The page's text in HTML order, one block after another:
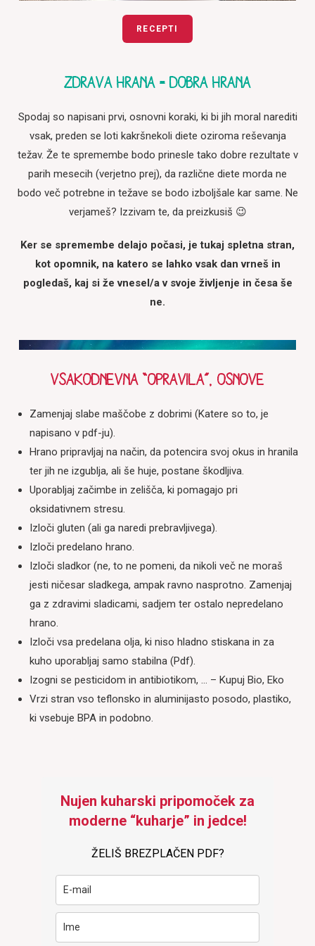
RECEPTI
ZDRAVA HRANA = DOBRA HRANA
Spodaj so napisani prvi, osnovni koraki, ki bi jih moral narediti
vsak, preden se loti kakršnekoli diete oziroma reševanja
težav. Že te spremembe bodo prinesle tako dobre rezultate v
parih mesecih (verjetno prej), da različne diete morda ne
bodo več potrebne in težave se bodo izboljšale kar same. Ne
verjameš? Izzivam te, da preizkusiš 😉
Ker se spremembe delajo počasi, je tukaj spletna stran,
kot opomnik, na katero se lahko vsak dan vrneš in
pogledaš, kaj si že vnesel/a v svoje življenje in česa še
ne.
Vsakodnevna “opravila”, osnove
Zamenjaj slabe maščobe z dobrimi (Katere so to, je
napisano v pdf-ju).
Hrano pripravljaj na način, da potencira svoj okus in hranila
ter jih ne izgublja, ali še huje, postane škodljiva.
Uporabljaj začimbe in zelišča, ki pomagajo pri
oksidativnem stresu.
Izloči gluten (ali ga naredi prebravljivega).
Izloči predelano hrano.
Izloči sladkor (ne, to ne pomeni, da nikoli več ne moraš
jesti ničesar sladkega, ampak ravno nasprotno. Zamenjaj
ga z zdravimi sladicami, sadjem ter ostalo nepredelano
hrano.
Izloči vsa predelana olja, ki niso hladno stiskana in za
kuho uporabljaj samo stabilna (Pdf).
Izogni se pesticidom in antibiotikom, … – Kupuj Bio, Eko
Vrzi stran vso teflonsko in aluminijasto posodo, plastiko,
ki vsebuje BPA in podobno.
Nujen kuharski pripomoček za
moderne “kuharje” in jedce!
ŽELIŠ BREZPLAČEN PDF?